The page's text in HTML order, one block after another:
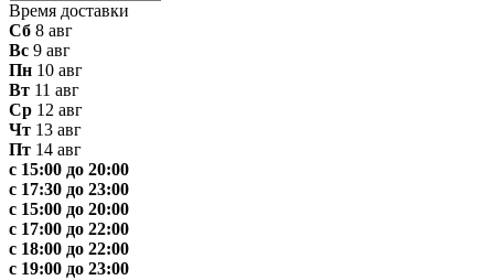
Время доставки
Сб 8 авг
Вс 9 авг
Пн 10 авг
Вт 11 авг
Ср 12 авг
Чт 13 авг
Пт 14 авг
с 15:00 до 20:00
с 17:30 до 23:00
с 15:00 до 20:00
с 17:00 до 22:00
с 18:00 до 22:00
с 19:00 до 23:00